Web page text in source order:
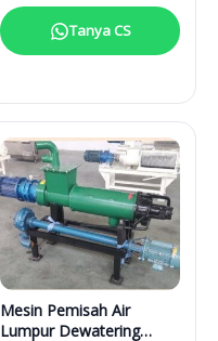
Tanya CS
Mesin Pemisah Air
Lumpur Dewatering